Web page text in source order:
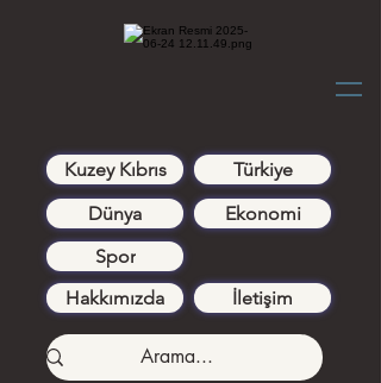
Kuzey Kıbrıs
Türkiye
Dünya
Ekonomi
Spor
Hakkımızda
İletişim